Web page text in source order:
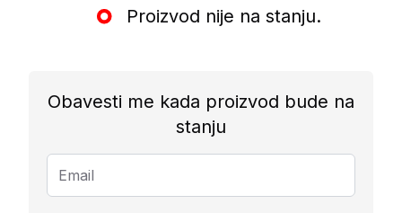
Proizvod nije na stanju.
Obavesti me kada proizvod bude na
stanju